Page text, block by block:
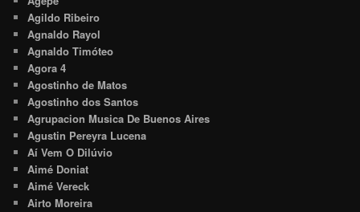
Agildo Ribeiro
Agnaldo Rayol
Agnaldo Timóteo
Agora 4
Agostinho de Matos
Agostinho dos Santos
Agrupacion Musica De Buenos Aires
Agustin Pereyra Lucena
Aí Vem O Dilúvio
Aimé Doniat
Aimé Vereck
Airto Moreira